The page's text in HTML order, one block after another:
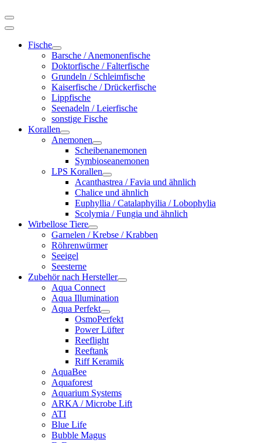
Fische
Barsche / Anemonenfische
Doktorfische / Falterfische
Grundeln / Schleimfische
Kaiserfische / Drückerfische
Lippfische
Seenadeln / Leierfische
sonstige Fische
Korallen
Anemonen
Scheibenanemonen
Symbioseanemonen
LPS Korallen
Acanthastrea / Favia und ähnlich
Chalice und ähnlich
Euphyllia / Catalaphyilia / Lobophylia
Scolymia / Fungia und ähnlich
Wirbellose Tiere
Garnelen / Krebse / Krabben
Röhrenwürmer
Seeigel
Seesterne
Zubehör nach Hersteller
Aqua Connect
Aqua Illumination
Aqua Perfekt
OsmoPerfekt
Power Lüfter
Reeflight
Reeftank
Riff Keramik
AquaBee
Aquaforest
Aquarium Systems
ARKA / Microbe Lift
ATI
Blue Life
Bubble Magus